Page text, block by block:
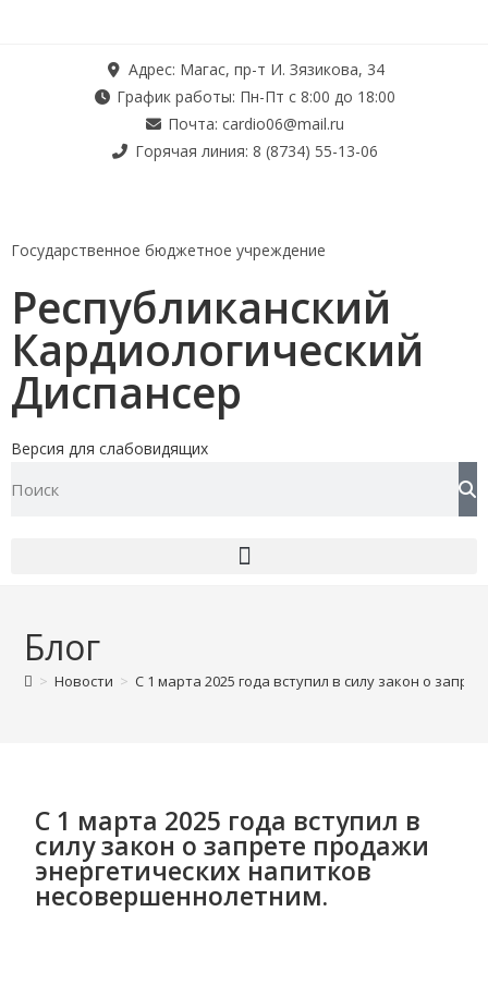
Адрес: Магас, пр-т И. Зязикова, 34
График работы: Пн-Пт с 8:00 до 18:00
Почта: cardio06@mail.ru
Горячая линия: 8 (8734) 55-13-06
Государственное бюджетное учреждение
Республиканский
Кардиологический
Диспансер
Версия для слабовидящих
Блог
> Новости > С 1 марта 2025 года вступил в силу закон о
С 1 марта 2025 года вступил в
силу закон о запрете продажи
энергетических напитков
несовершеннолетним.